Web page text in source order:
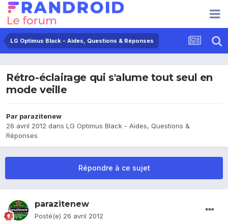
LG Optimus Black - Aides, Questions & Réponses
Rétro-éclairage qui s'alume tout seul en
mode veille
Par parazitenew
26 avril 2012 dans LG Optimus Black - Aides, Questions &
Réponses
Répondre à ce sujet
parazitenew
Posté(e) 26 avril 2012